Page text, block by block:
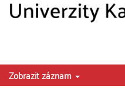
Zobrazit záznam